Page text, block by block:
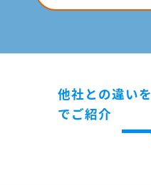
他社との違い
でご紹介